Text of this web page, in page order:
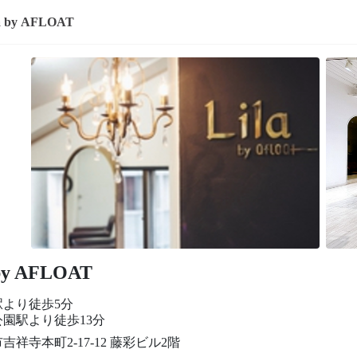
by AFLOAT
AFLOAT
り徒歩5分
駅より徒歩13分
祥寺本町2-17-12 藤彩ビル2階